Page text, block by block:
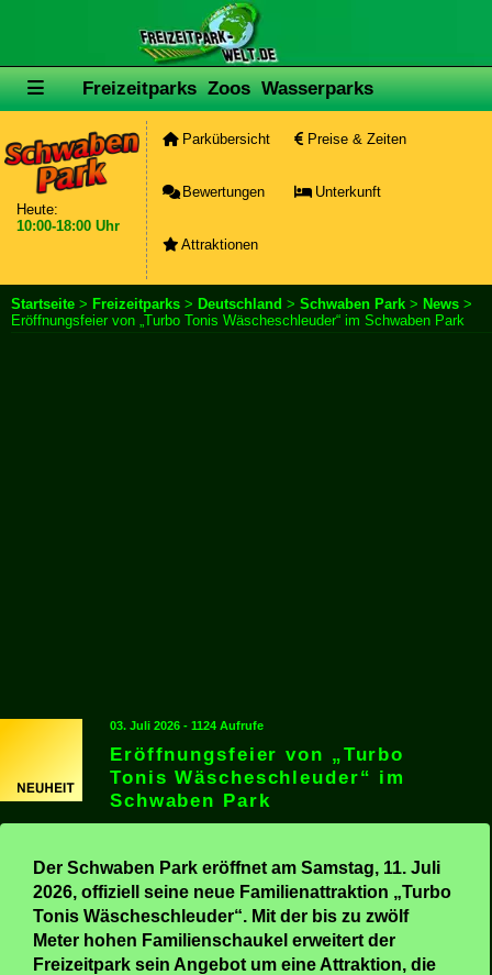
Freizeitparks Zoos Wasserparks
Heute:
10:00-18:00 Uhr
Parkübersicht Preise & Zeiten
Bewertungen Unterkunft
Attraktionen
Startseite > Freizeitparks > Deutschland > Schwaben Park > News >
Eröffnungsfeier von „Turbo Tonis Wäscheschleuder“ im Schwaben Park
03. Juli 2026 - 1124 Aufrufe
Eröffnungsfeier von „Turbo
Tonis Wäscheschleuder“ im
Schwaben Park
Der Schwaben Park eröffnet am Samstag, 11. Juli
2026, offiziell seine neue Familienattraktion „Turbo
Tonis Wäscheschleuder“. Mit der bis zu zwölf
Meter hohen Familienschaukel erweitert der
Freizeitpark sein Angebot um eine Attraktion, die